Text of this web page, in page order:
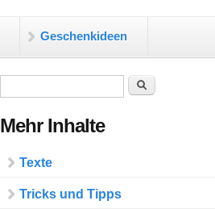
Geschenkideen
Suche
Mehr Inhalte
Texte
Tricks und Tipps